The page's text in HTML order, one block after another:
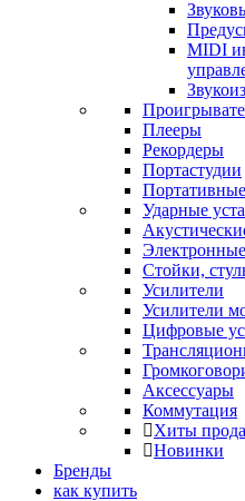
MIDI
Плееры
Рекордеры
Портастудии
Портативные
Ударные
Стойки,
Усилители
Усилители
Цифровые
Аксессуары
Коммутация
Хиты
Новинки
Бренды
как купить